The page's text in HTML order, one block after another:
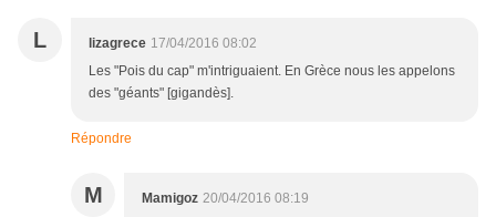
L lizagrece 17/04/2016 08:02
Les "Pois du cap" m'intriguaient. En Grèce nous les appelons
des "géants" [gigandès].
Répondre
M Mamigoz 20/04/2016 08:19